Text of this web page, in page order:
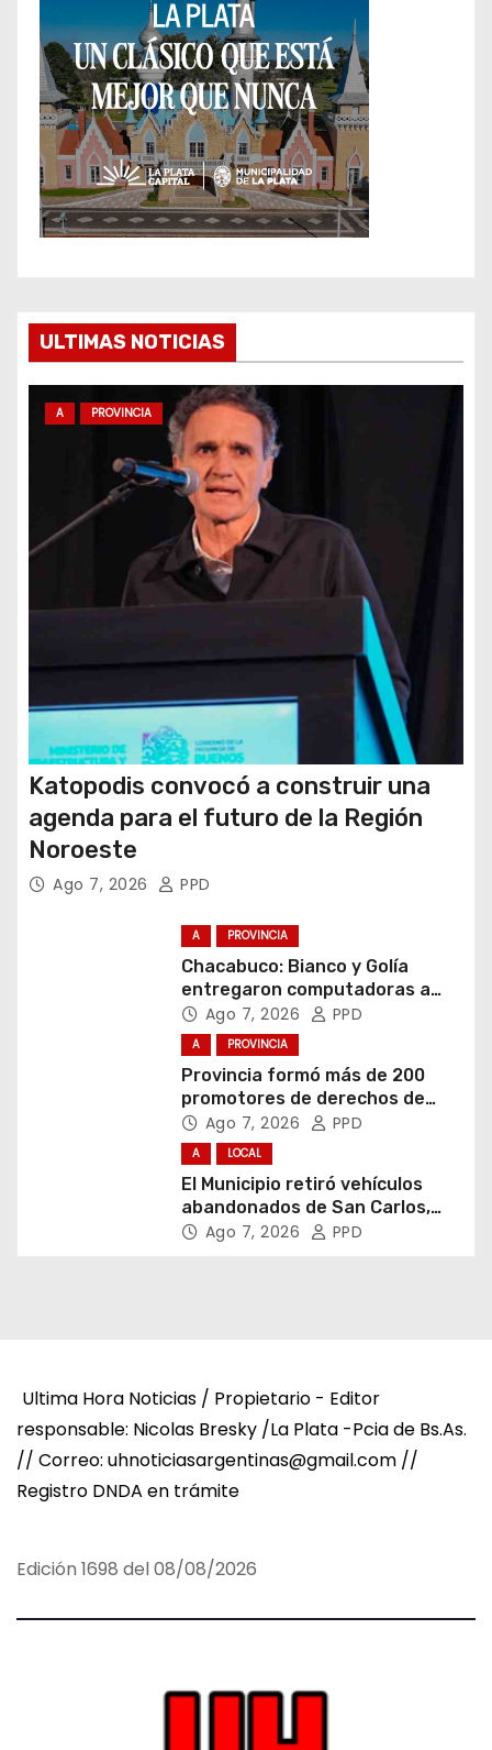
c
ó
n
d
n
t
d
ULTIMAS NOTICIAS
A PROVINCIA
Katopodis convocó a construir una
agenda para el futuro de la Región
Noroeste
Ago 7, 2026 PPD
A PROVINCIA
Chacabuco: Bianco y Golía
entregaron computadoras a
estudiantes
Ago 7, 2026 PPD
A PROVINCIA
Provincia formó más de 200
promotores de derechos de
niñas, niños y adolescentes
Ago 7, 2026 PPD
A LOCAL
El Municipio retiró vehículos
abandonados de San Carlos,
Olmos y el casco urbano
Ago 7, 2026 PPD
Ultima Hora Noticias / Propietario - Editor
responsable: Nicolas Bresky /La Plata -Pcia de Bs.As.
// Correo: uhnoticiasargentinas@gmail.com //
Registro DNDA en trámite
Edición 1698 del 08/08/2026